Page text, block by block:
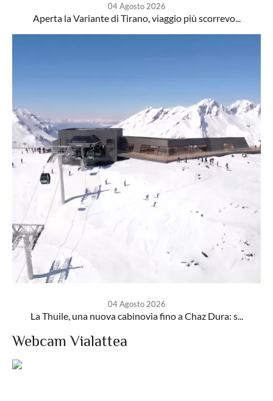
04 Agosto 2026
Aperta la Variante di Tirano, viaggio più scorrevo...
04 Agosto 2026
La Thuile, una nuova cabinovia fino a Chaz Dura: s...
Webcam Vialattea